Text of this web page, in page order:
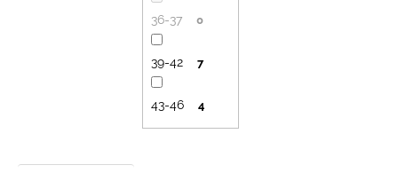
36-37 0
39-42 7
43-46 4